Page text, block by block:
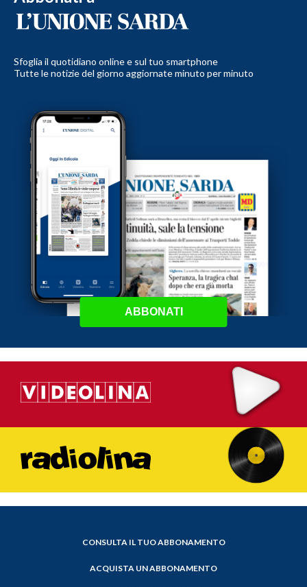
Sfoglia il quotidiano online e sul tuo smartphone
Tutte le notizie del giorno aggiornate minuto per minuto
ABBONATI
CONSULTA IL TUO ABBONAMENTO
ACQUISTA UN ABBONAMENTO